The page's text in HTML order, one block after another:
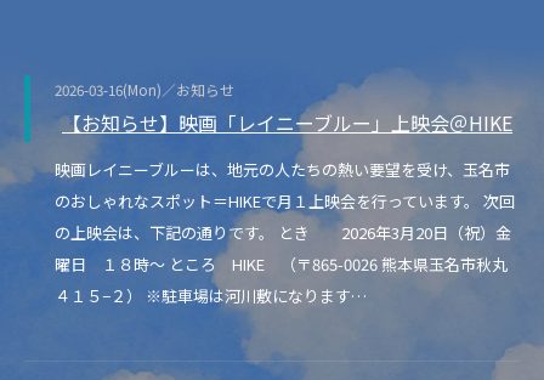
2026-03-16(Mon)／お知らせ
【お知らせ】映画「レイニーブルー」上映会＠HIKE
映画レイニーブルーは、地元の人たちの熱い要望を受け、玉名市
のおしゃれなスポット＝HIKEで月１上映会を行っています。 次回
の上映会は、下記の通りです。 とき 2026年3月20日（祝）金
曜日 １８時～ ところ HIKE （〒865-0026 熊本県玉名市秋丸
４１５−２） ※駐車場は河川敷になります…